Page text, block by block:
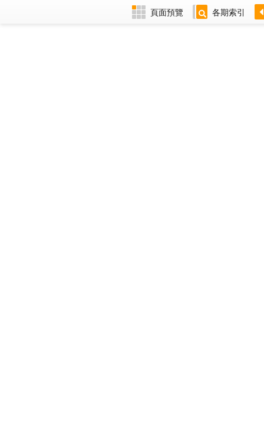
頁面預覽 各期索引